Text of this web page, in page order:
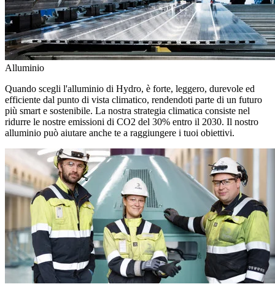
Alluminio
Quando scegli l'alluminio di Hydro, è forte, leggero, durevole ed
efficiente dal punto di vista climatico, rendendoti parte di un futuro
più smart e sostenibile. La nostra strategia climatica consiste nel
ridurre le nostre emissioni di CO2 del 30% entro il 2030. Il nostro
alluminio può aiutare anche te a raggiungere i tuoi obiettivi.